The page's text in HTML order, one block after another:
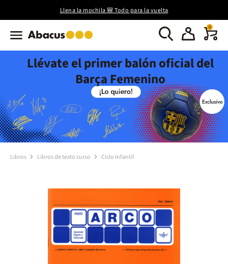
Llena la mochila 🎒 Todo para la vuelta
0
Llévate el primer balón oficial del
Barça Femenino
Libros Libros de texto curso Ciclo Infantil